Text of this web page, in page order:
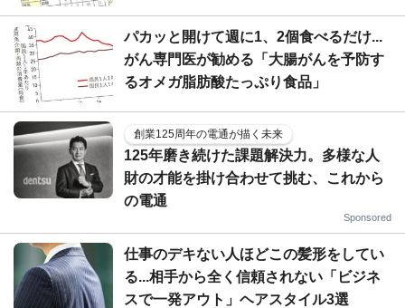
パカッと開けて週に1、2個食べるだけ...
がん専門医が勧める「大腸がんを予防す
るオメガ脂肪酸たっぷり食品」
創業125周年の電通が描く未来
125年磨き続けた課題解決力。多様な人
財の才能を掛け合わせて挑む、これから
の電通
Sponsored
仕事のデキない人ほどこの髪形をしてい
る...相手から全く信頼されない「ビジネ
スで一発アウト」ヘアスタイル3選